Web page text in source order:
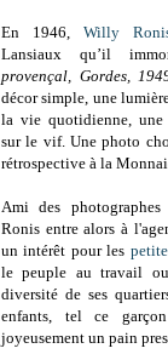
En 1946,Willy
Lansiaux qu’il
provençal, Gordes,
décor simple, une
la vie quotidienne, une
sur le vif. Une photo
rétrospective à la
Ami des
Ronis entre alors à
un intérêt pour les
le peuple au travail
diversité de ses
enfants, tel ce
joyeusement un pain